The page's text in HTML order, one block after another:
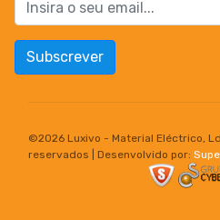
Subscrever
©2026 Luxivo - Material Eléctrico,
reservados | Desenvolvido por: